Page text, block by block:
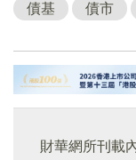
債基 債市
財華網所刊載